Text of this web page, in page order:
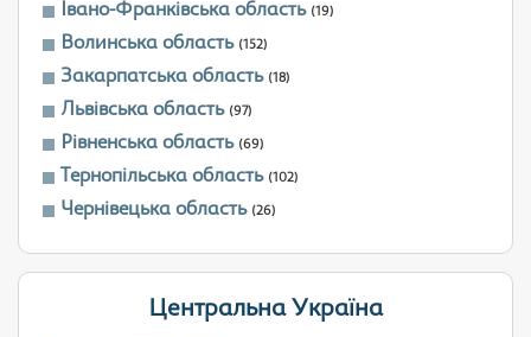
Івано-Франківська область (19)
Волинська область (152)
Закарпатська область (18)
Львівська область (97)
Рівненська область (69)
Тернопільська область (102)
Чернівецька область (26)
Центральна Україна